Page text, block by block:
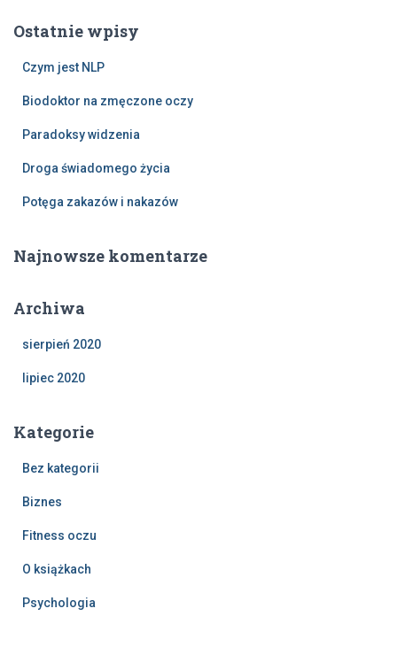
Ostatnie wpisy
Czym jest NLP
Biodoktor na zmęczone oczy
Paradoksy widzenia
Droga świadomego życia
Potęga zakazów i nakazów
Najnowsze komentarze
Archiwa
sierpień 2020
lipiec 2020
Kategorie
Bez kategorii
Biznes
Fitness oczu
O książkach
Psychologia